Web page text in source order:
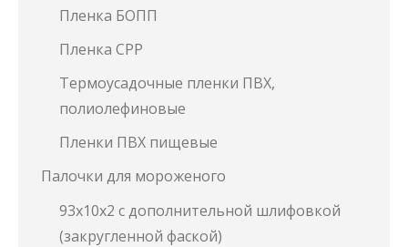
Пленка БОПП
Пленка СРР
Термоусадочные пленки ПВХ,
полиолефиновые
Пленки ПВХ пищевые
Палочки для мороженого
93х10х2 с дополнительной шлифовкой
(закругленной фаской)